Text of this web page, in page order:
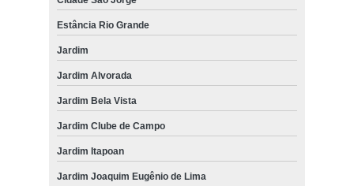
Estância Rio Grande
Jardim
Jardim Alvorada
Jardim Bela Vista
Jardim Clube de Campo
Jardim Itapoan
Jardim Joaquim Eugênio de Lima